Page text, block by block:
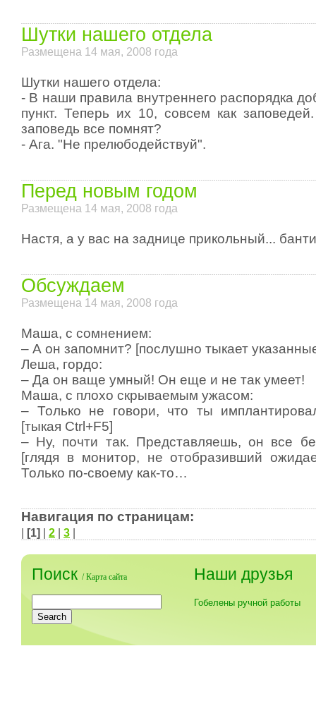
Шутки нашего отдела
Размещена 14 мая, 2008 года
Шутки нашего отдела:
- В наши правила внутреннего распорядка
пункт. Теперь их 10, совсем как
заповедь все помнят?
- Ага. "Не прелюбодействуй".
Перед новым годом
Размещена 14 мая, 2008 года
Настя, а у вас на заднице прикольный...
Обсуждаем
Размещена 14 мая, 2008 года
Маша, с сомнением:
– А он запомнит? [послушно тыкает
Леша, гордо:
– Да он ваще умный! Он еще и не так умеет!
Маша, с плохо скрываемым ужасом:
– Только не говори, что ты
[тыкая Ctrl+F5]
– Ну, почти так. Представляешь, он все
[глядя в монитор, не отобразивший
Только по-своему как-то…
Навигация по страницам:
[1] 2 3
Поиск /Карта сайта Наши друзья
Гобелены ручной работы